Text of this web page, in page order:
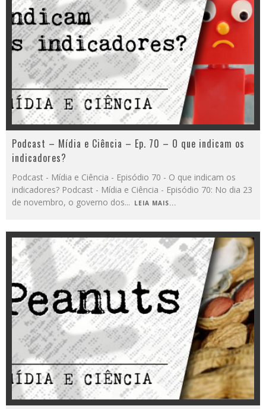
Podcast – Mídia e Ciência – Ep. 70 – O que indicam os
indicadores?
Podcast - Mídia e Ciência - Episódio 70 - O que indicam os
indicadores? Podcast - Mídia e Ciência - Episódio 70: No dia 23
de novembro, o governo dos... LEIA MAIS...